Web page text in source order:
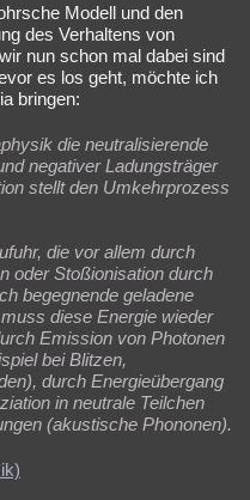
Modell und den
des Verhaltens von
nun schon mal dabei sind
es los geht, möchte ich
bringen:
die neutralisierende
negativer Ladungsträger
stellt den Umkehrprozess
die vor allem durch
oder Stoßionisation durch
begegnende geladene
diese Energie wieder
Emission von Photonen
bei Blitzen,
durch Energieübergang
in neutrale Teilchen
(akustische Phononen).